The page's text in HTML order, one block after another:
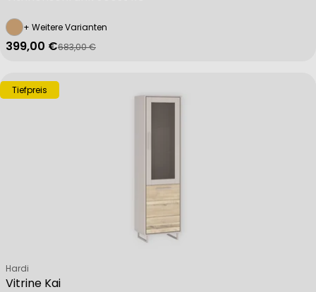
+ Weitere Varianten
Verkaufspreis
399,00 €
Regulärer Preis
683,00 €
Tiefpreis
Vitrine Kai
Verkäufer:
Hardi